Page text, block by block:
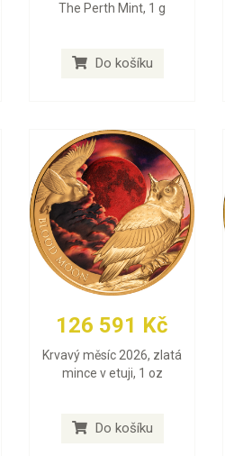
The Perth Mint, 1 g
Do košíku
126 591 Kč
Krvavý měsíc 2026, zlatá
mince v etuji, 1 oz
Do košíku